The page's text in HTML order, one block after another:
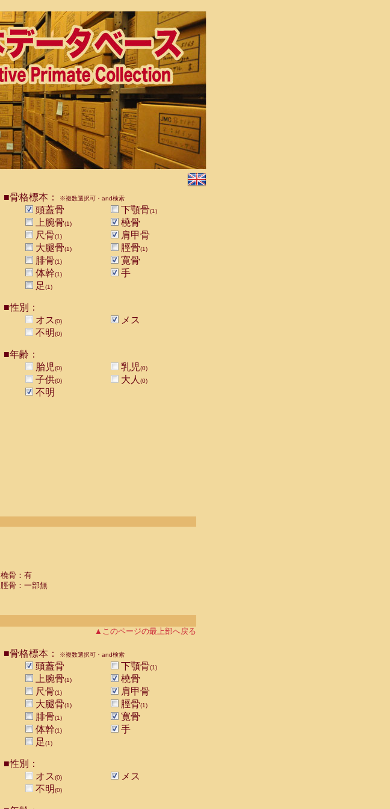
■骨格標本： ※複数選択可・and検索
頭蓋骨 下顎骨(1)
上腕骨(1)
橈骨
尺骨(1)
肩甲骨
大腿骨(1) 脛骨(1)
腓骨(1)
寛骨
体幹(1)
手
足(1)
■性別：
オス(0)
メス
不明(0)
■年齢：
胎児(0) 乳児(0)
子供(0) 大人 (0)
不明
橈骨：有
脛骨：一部無
▲このページの最上部へ戻る
■骨格標本： ※複数選択可・and検索
頭蓋骨 下顎骨(1)
上腕骨(1)
橈骨
尺骨(1)
肩甲骨
大腿骨(1) 脛骨(1)
腓骨(1)
寛骨
体幹(1)
手
足(1)
■性別：
オス(0)
メス
不明(0)